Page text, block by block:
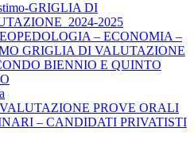
GRIGLIA DI
2025
– ECONOMIA –
GRIGLIA DI VALUTAZIONE
BIENNIO E QUINTO
PROVE ORALI
– CANDIDATI PRIVATISTI